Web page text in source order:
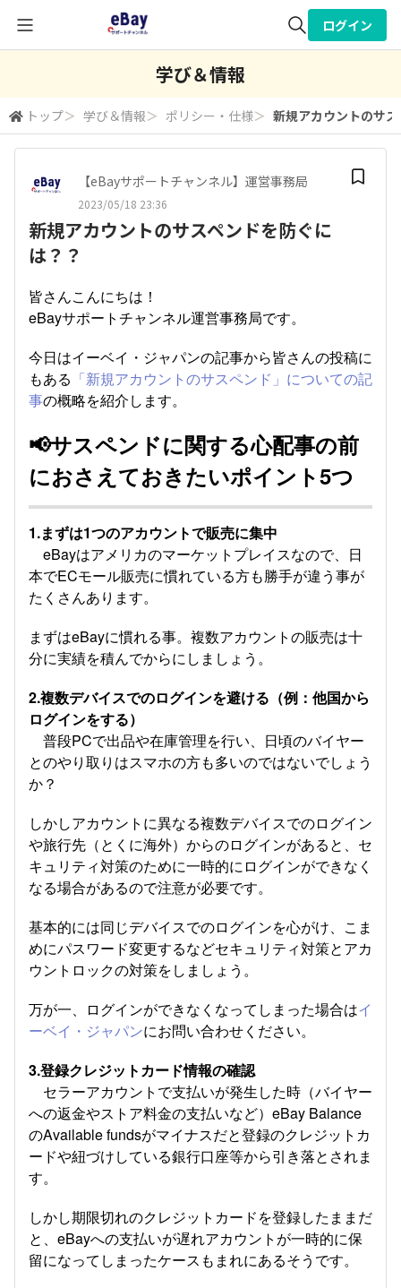
検索
ログイン
学び＆情報
トップ＞ 学び＆情報＞ ポリシー・仕様＞ 新規アカウントのサ
【eBayサポートチャンネル】運営事務局
2023/05/18 23:36
新規アカウントのサスペンドを防ぐに
は？？
皆さんこんにちは！
eBayサポートチャンネル運営事務局です。
今日はイーベイ・ジャパンの記事から皆さんの投稿に
もある 「新規アカウントのサスペンド」についての記
事の概略を紹介します。
📢サスペンドに関する心配事の前
におさえておきたいポイント5つ
1.まずは1つのアカウントで販売に集中
eBayはアメリカのマーケットプレイスなので、日
本でECモール販売に慣れている方も勝手が違う事が
たくさんあります。
まずはeBayに慣れる事。複数アカウントの販売は十
分に実績を積んでからにしましょう。
2.複数デバイスでのログインを避ける（例：他国から
ログインをする）
普段PCで出品や在庫管理を行い、日頃のバイヤー
とのやり取りはスマホの方も多いのではないでしょう
か？
しかしアカウントに異なる複数デバイスでのログイン
や旅行先（とくに海外）からのログインがあると、セ
キュリティ対策のために一時的にログインができなく
なる場合があるので注意が必要です。
基本的には同じデバイスでのログインを心がけ、こま
めにパスワード変更するなどセキュリティ対策とアカ
ウントロックの対策をしましょう。
万が一、ログインができなくなってしまった場合はイ
ーベイ・ジャパンにお問い合わせください。
3.登録クレジットカード情報の確認
セラーアカウントで支払いが発生した時（バイヤー
への返金やストア料金の支払いなど）eBay Balance
のAvailable fundsがマイナスだと登録のクレジットカ
ードや紐づけしている銀行口座等から引き落とされま
す。
しかし期限切れのクレジットカードを登録したままだ
と、eBayへの支払いが遅れアカウントが一時的に保
留になってしまったケースもまれにあるそうです。